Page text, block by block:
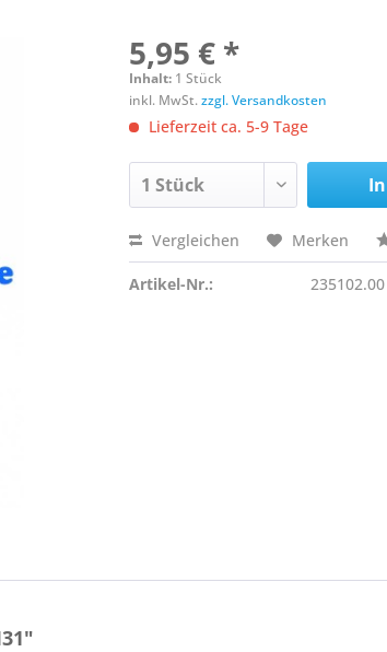
5,95 € *
Inhalt: 1 Stück
inkl. MwSt.zzgl. Versandkosten
Lieferzeit ca. 5-9 Tage
Vergleichen Merken
Artikel-Nr.: 235102.00